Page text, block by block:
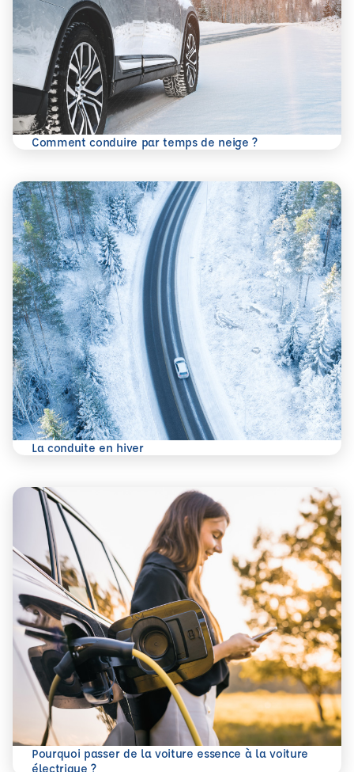
Comment conduire par temps de neige ?
En savoir plus
La conduite en hiver
En savoir plus
Pourquoi passer de la voiture essence à la voiture
électrique ?
En savoir plus